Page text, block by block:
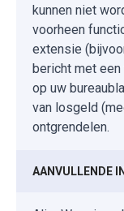
kunnen niet
voorheen
extensie
bericht met
op uw
van losgeld
ontgrendelen.
AANVULLENDE